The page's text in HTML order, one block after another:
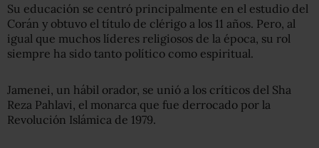
Su educación se centró principalmente en el estudio del
Corán y obtuvo el título de clérigo a los 11 años. Pero, al
igual que muchos líderes religiosos de la época, su rol
siempre ha sido tanto político como espiritual.
Jamenei, un hábil orador, se unió a los críticos del Sha
Reza Pahlavi, el monarca que fue derrocado por la
Revolución Islámica de 1979.